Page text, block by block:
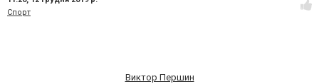
Спорт
Виктор Першин